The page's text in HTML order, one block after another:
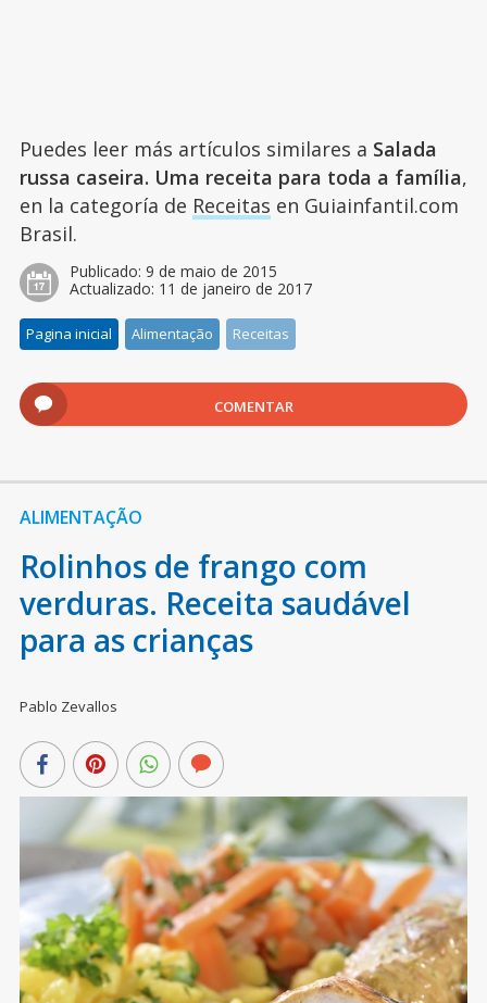
Puedes leer más artículos similares a Salada
russa caseira. Uma receita para toda a família,
en la categoría de Receitas en Guiainfantil.com
Brasil.
Publicado: 9 de maio de 2015
Actualizado: 11 de janeiro de 2017
Pagina inicial Alimentação Receitas
COMENTAR
ALIMENTAÇÃO
Rolinhos de frango com
verduras. Receita saudável
para as crianças
Pablo Zevallos